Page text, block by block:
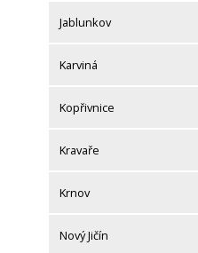
Jablunkov
Karviná
Kopřivnice
Kravaře
Krnov
Nový Jičín